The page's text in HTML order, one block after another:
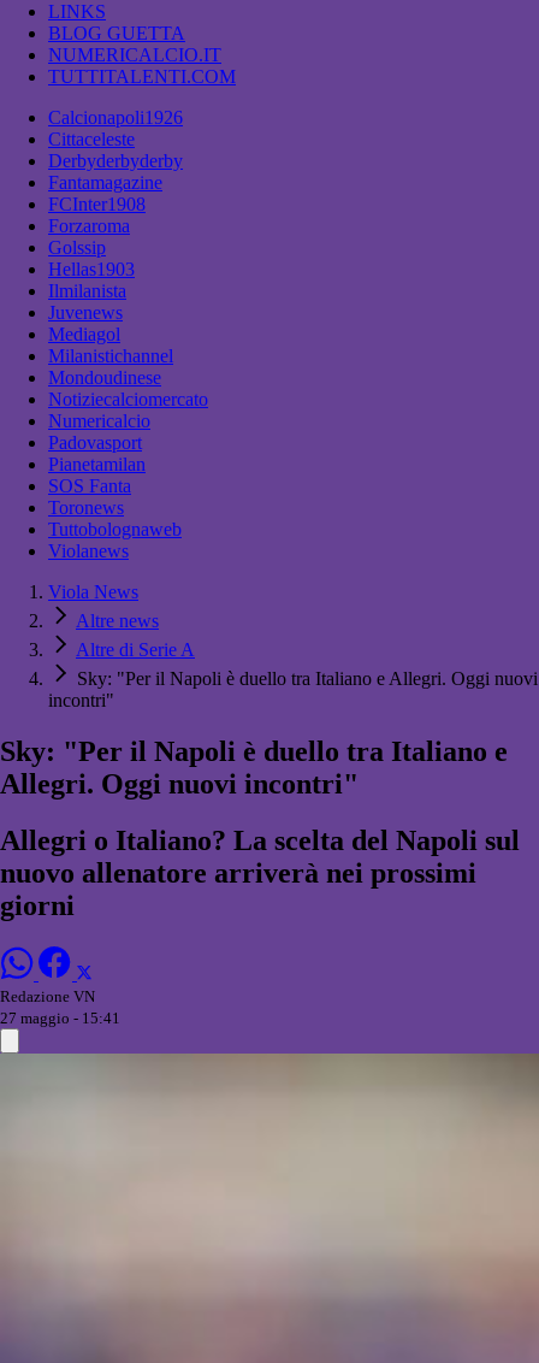
LINKS
BLOG GUETTA
NUMERICALCIO.IT
TUTTITALENTI.COM
Calcionapoli1926
Cittaceleste
Derbyderbyderby
Fantamagazine
FCInter1908
Forzaroma
Golssip
Hellas1903
Ilmilanista
Juvenews
Mediagol
Milanistichannel
Mondoudinese
Notiziecalciomercato
Numericalcio
Padovasport
Pianetamilan
SOS Fanta
Toronews
Tuttobolognaweb
Violanews
Viola News
Altre news
Altre di Serie A
Sky: "Per il Napoli è duello tra Italiano e Allegri. Oggi nuovi
incontri"
Sky: "Per il Napoli è duello tra Italiano e
Allegri. Oggi nuovi incontri"
Allegri o Italiano? La scelta del Napoli sul
nuovo allenatore arriverà nei prossimi
giorni
Redazione VN
27 maggio - 15:41